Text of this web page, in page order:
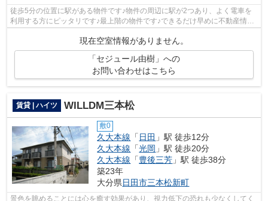
徒歩5分の位置に駅がある物件です♪物件の周辺に駅が2つあり、よく電車を
利用する方にピッタリです♪最上階の物件です♪できるだけ早めに不動産情報
を集めたい方は当社スタッフまでご連絡...
現在空室情報がありません。
「セジュール由樹」への
お問い合わせはこちら
賃貸 | ハイツ WILLDM三本松
敷0
久大本線 「 日田 」駅 徒歩12分
久大本線 「光岡 」駅 徒歩20分
久大本線 「豊後三芳 」駅 徒歩38分
築23年
大分県日田市三本松新町
景色を眺めることには心を癒す効果があり、視力低下の恐れも少なくしてく